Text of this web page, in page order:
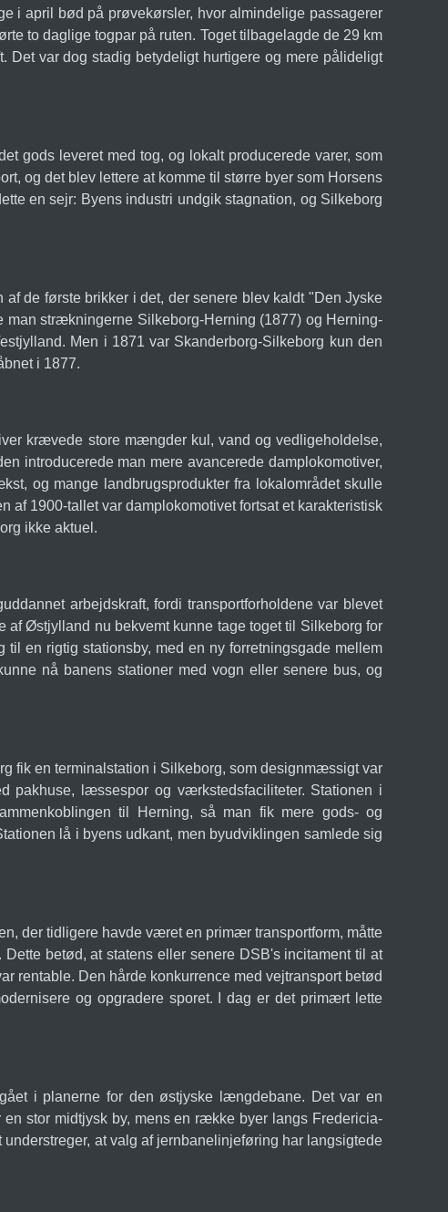
i april bød på prøvekørsler, hvor almindelige passagerer
to daglige togpar på ruten. Toget tilbagelagde de 29 km
Det var dog stadig betydeligt hurtigere og mere pålideligt
gods leveret med tog, og lokalt producerede varer, som
og det blev lettere at komme til større byer som Horsens
en sejr: Byens industri undgik stagnation, og Silkeborg
de første brikker i det, der senere blev kaldt "Den Jyske
man strækningerne Silkeborg-Herning (1877) og Herning-
Men i 1871 var Skanderborg-Silkeborg kun den
i 1877.
krævede store mængder kul, vand og vedligeholdelse,
introducerede man mere avancerede damplokomotiver,
og mange landbrugsprodukter fra lokalområdet skulle
af 1900-tallet var damplokomotivet fortsat et karakteristisk
ikke aktuel.
arbejdskraft, fordi transportforholdene var blevet
Østjylland nu bekvemt kunne tage toget til Silkeborg for
en rigtig stationsby, med en ny forretningsgade mellem
nå banens stationer med vogn eller senere bus, og
fik en terminalstation i Silkeborg, som designmæssigt var
pakhuse, læssespor og værkstedsfaciliteter. Stationen i
til Herning, så man fik mere gods- og
lå i byens udkant, men byudviklingen samlede sig
der tidligere havde været en primær transportform, måtte
betød, at statens eller senere DSB's incitament til at
rentable. Den hårde konkurrence med vejtransport betød
og opgradere sporet. I dag er det primært lette
i planerne for den østjyske længdebane. Det var en
stor midtjysk by, mens en række byer langs Fredericia-
at valg af jernbanelinjeføring har langsigtede